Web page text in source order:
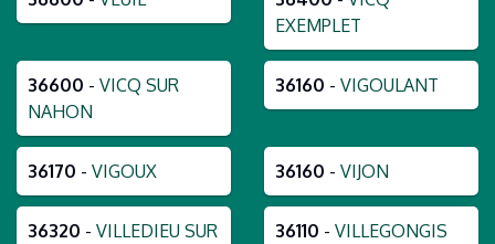
EXEMPLET
36600 - VICQ SUR
NAHON
36160 - VIGOULANT
36170 - VIGOUX 36160 - VIJON
36320 - VILLEDIEU SUR 36110 - VILLEGONGIS